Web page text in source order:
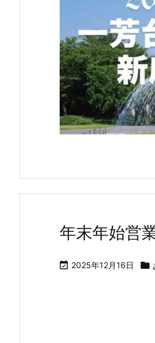
年末年始営
 2025年12月16日 